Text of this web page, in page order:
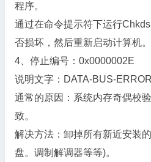
程序。
通过在命令提示符下运行
否损坏，然后重新启动计算机。
4、停止编号：0x0000002E
说明文字：DATA-BUS-ERROR
通常的原因：系统内存奇偶校
致。
解决方法：卸掉所有新近安装
盘。调制解调器等等)。